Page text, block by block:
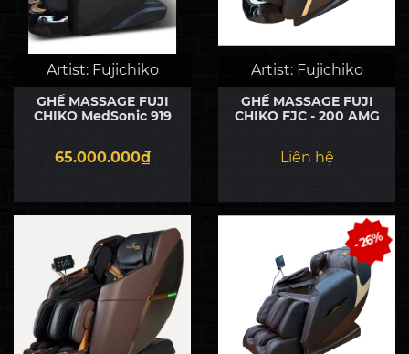
Artist: Fujichiko
GHẾ MASSAGE FUJI
CHIKO MedSonic 919
65.000.000₫
Artist: Fujichiko
GHẾ MASSAGE FUJI
CHIKO FJC - 200 AMG
Liên hệ
- 26%